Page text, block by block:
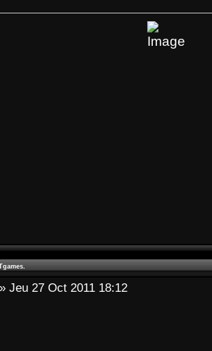
» Jeu 27 Oct 2011 18:12